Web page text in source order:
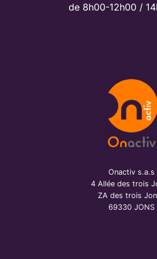
de 8h00-12h00 /
Onactiv s.a.s
4 Allée des trois
ZA des trois
69330 JONS